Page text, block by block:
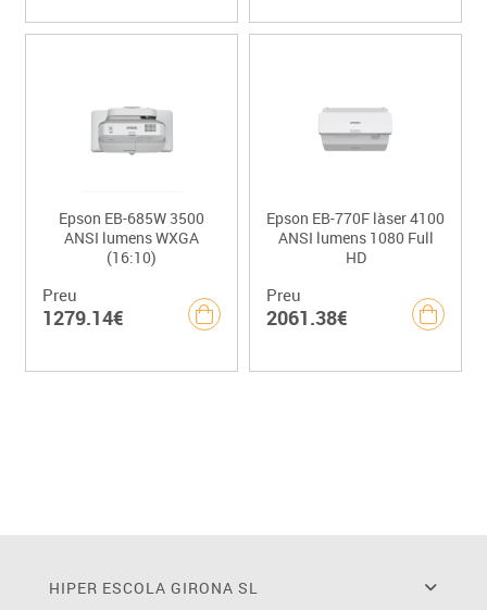
Epson EB-685W 3500
ANSI lumens WXGA
(16:10)
Preu
1279.14€
Epson EB-770F làser 4100
ANSI lumens 1080 Full
HD
Preu
2061.38€
HIPER ESCOLA GIRONA SL